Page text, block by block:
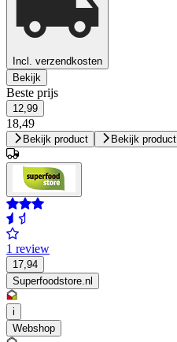
Incl. verzendkosten
Bekijk
Beste prijs
12,99
18,49
Bekijk product Bekijk product
1 review
17,94
Superfoodstore.nl
i
Webshop